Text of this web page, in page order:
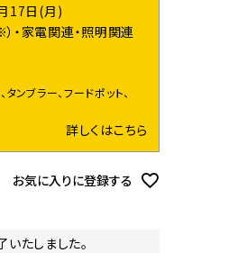
17日(月)
・家電関連・照明関連
ンブラー、フードポット、
詳しくはこちら
お気に入りに登録する
たしました。